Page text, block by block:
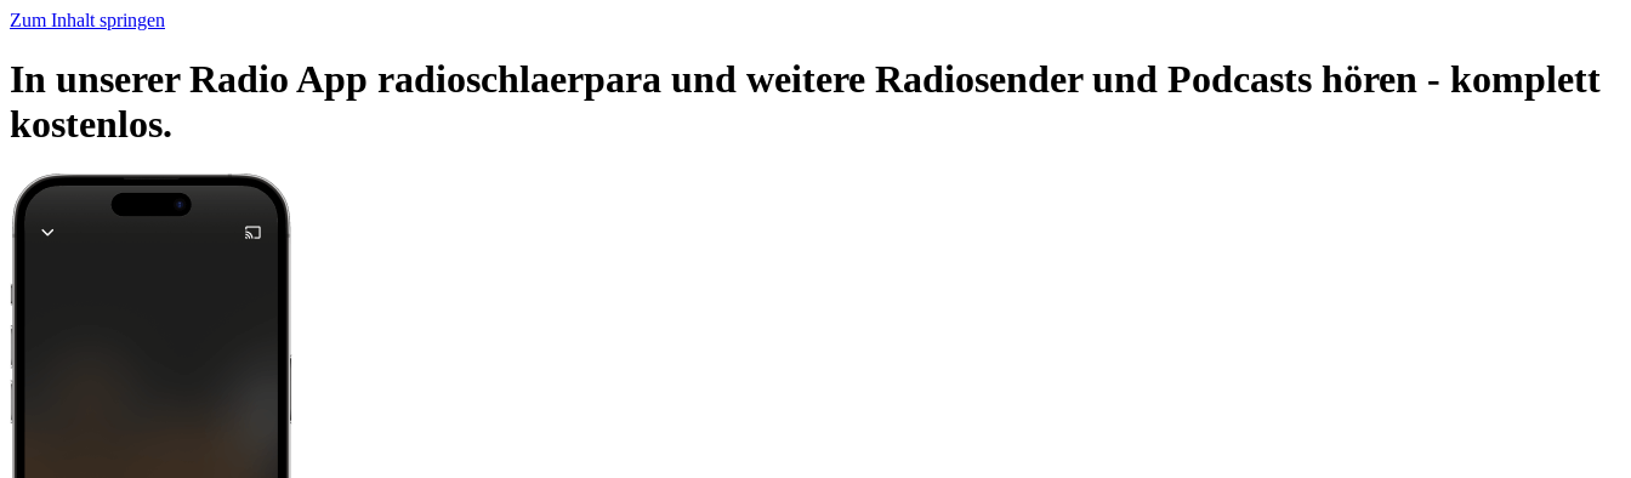
Zum Inhalt springen
In unserer Radio App radioschlaerpara und weitere Radiosender und Podcasts hören - komplett
kostenlos.